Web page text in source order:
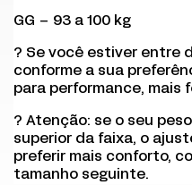
GG – 93 a 100 kg
? Se você estiver entre
conforme a sua
para performance, mais
? Atenção: se o seu
superior da faixa, o
preferir mais conforto,
tamanho seguinte.